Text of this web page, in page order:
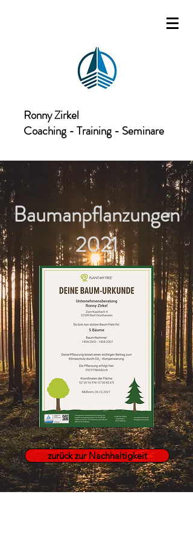
Ronny Zirkel
Coaching - Training - Seminare
Baumanpflanzungen
2021
zurück zur Nachhaltigkeit